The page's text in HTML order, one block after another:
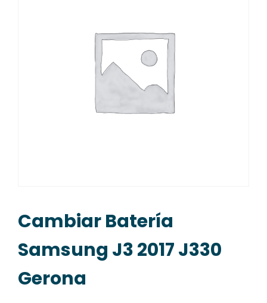
Cambiar Batería
Samsung J3 2017 J330
Gerona